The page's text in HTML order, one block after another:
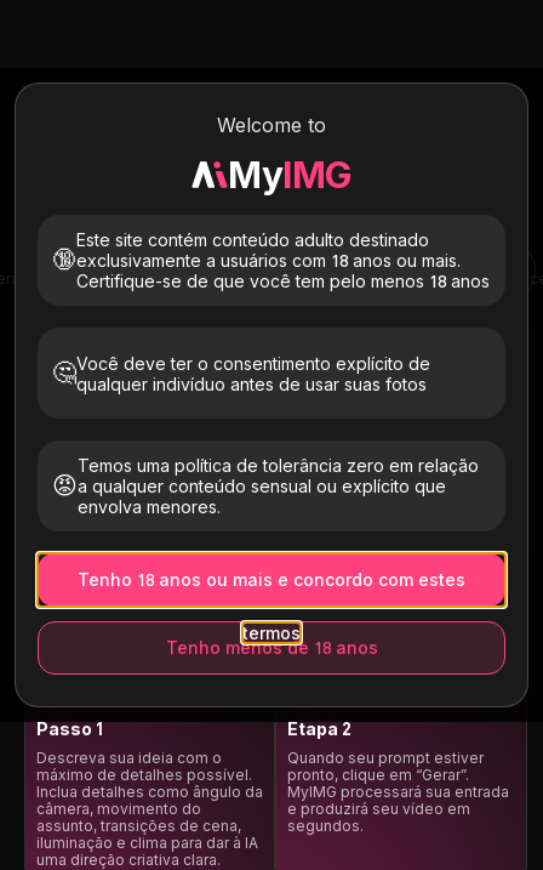
Welcome to
MyIMG
🔞
Este site contém conteúdo adulto destinado
exclusivamente a usuários com 18 anos ou mais.
Certifique-se de que você tem pelo menos 18 anos
🤔Você deve ter o consentimento explícito de
qualquer indivíduo antes de usar suas fotos
😡
Temos uma política de tolerância zero em relação
a qualquer conteúdo sensual ou explícito que
envolva menores.
Tenho 18 anos ou mais e concordo com estes
termos
Tenho menos de 18 anos
AI Text to Video Generator
Transforme mensagens de texto em vídeos ultrarrealistas em
realistas com movimento natural, transições suaves e visuais
cinematográficos. Crie vídeos sem marcas d’água ou registro –
de imagem AI para vídeoGerador de vídeo de IAGerador de vídeo
Como usar oAI Text to Video Generator?
Passo 1
Descreva sua ideia com o
máximo de detalhes possível.
Inclua detalhes como ângulo da
câmera, movimento do
assunto, transições de cena,
iluminação e clima para dar à IA
uma direção criativa clara.
Etapa 2
Quando seu prompt estiver
pronto, clique em “Gerar”.
MyIMG processará sua entrada
e produzirá seu vídeo em
segundos.